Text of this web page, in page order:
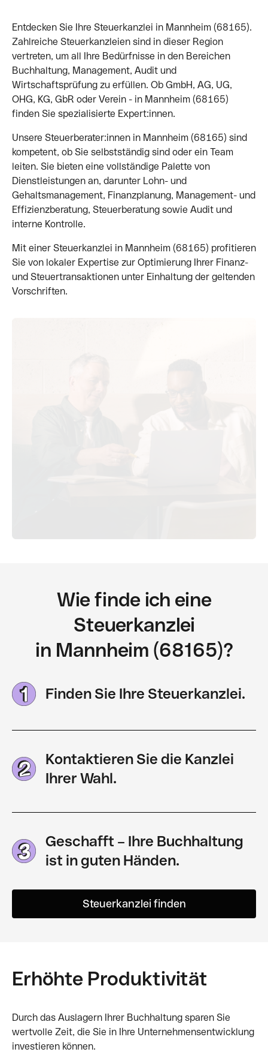
Entdecken Sie Ihre Steuerkanzlei in Mannheim (68165).
Zahlreiche Steuerkanzleien sind in dieser Region
vertreten, um all Ihre Bedürfnisse in den Bereichen
Buchhaltung, Management, Audit und
Wirtschaftsprüfung zu erfüllen. Ob GmbH, AG, UG,
OHG, KG, GbR oder Verein - in Mannheim (68165)
finden Sie spezialisierte Expert:innen.
Unsere Steuerberater:innen in Mannheim (68165) sind
kompetent, ob Sie selbstständig sind oder ein Team
leiten. Sie bieten eine vollständige Palette von
Dienstleistungen an, darunter Lohn- und
Gehaltsmanagement, Finanzplanung, Management- und
Effizienzberatung, Steuerberatung sowie Audit und
interne Kontrolle.
Mit einer Steuerkanzlei in Mannheim (68165) profitieren
Sie von lokaler Expertise zur Optimierung Ihrer Finanz-
und Steuertransaktionen unter Einhaltung der geltenden
Vorschriften.
Wie finde ich eine
Steuerkanzlei
in Mannheim (68165)?
Finden Sie Ihre Steuerkanzlei.
Kontaktieren Sie die Kanzlei
Ihrer Wahl.
Geschafft – Ihre Buchhaltung
ist in guten Händen.
Steuerkanzlei finden
Erhöhte Produktivität
Durch das Auslagern Ihrer Buchhaltung sparen Sie
wertvolle Zeit, die Sie in Ihre Unternehmensentwicklung
investieren können.